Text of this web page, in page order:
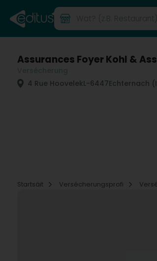
Assurances Foyer Kohl &
4 Rue HoovelekL-6447Echternach
Startsäit
Versécherungsprofi